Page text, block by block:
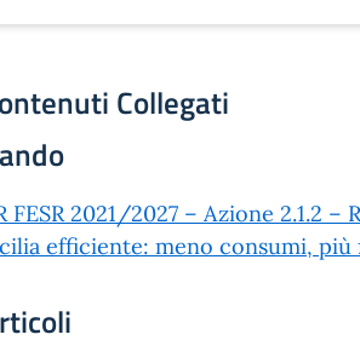
Collegati
FESR 2021/2027 – Azione 2.1.2
efficiente: meno consumi,